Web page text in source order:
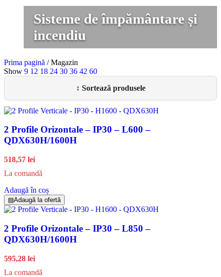
Sisteme de împământare și
incendiu
Prima pagină / Magazin
Show 9 12 18 24 30 36 42 60
2 Profile Orizontale – IP30 – L600 –
QDX630H/1600H
518,57 lei
La comandă
Adaugă în coș
▤Adaugă la ofertă
2 Profile Orizontale – IP30 – L850 –
QDX630H/1600H
595,28 lei
La comandă